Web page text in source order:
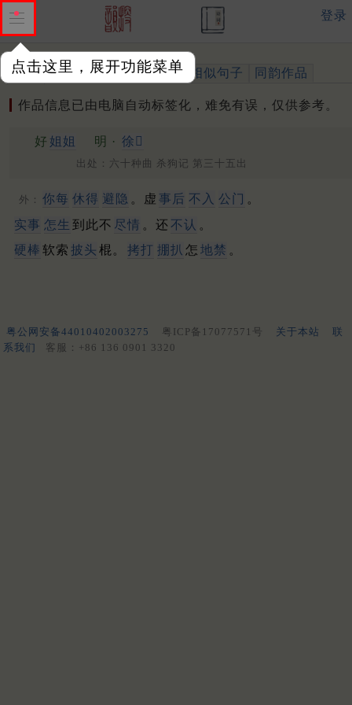
点击这里，展开功能菜单
登录
作品 标注四声 出处、引用 相似句子 同韵作品
作品信息已由电脑自动标签化，难免有误，仅供参考。
好 姐姐 明 · 徐𤱻
出处：六十种曲 杀狗记 第三十五出
外： 你每 休得 避隐 。虚 事后 不入 公门 。
实事 怎生 到此不 尽情 。还 不认 。
硬棒 软索 披头 棍。 拷打 掤扒 怎 地禁 。
粤公网安备44010402003275 粤ICP备17077571号 关于本站
联
系我们
客服：+86 136 0901 3320